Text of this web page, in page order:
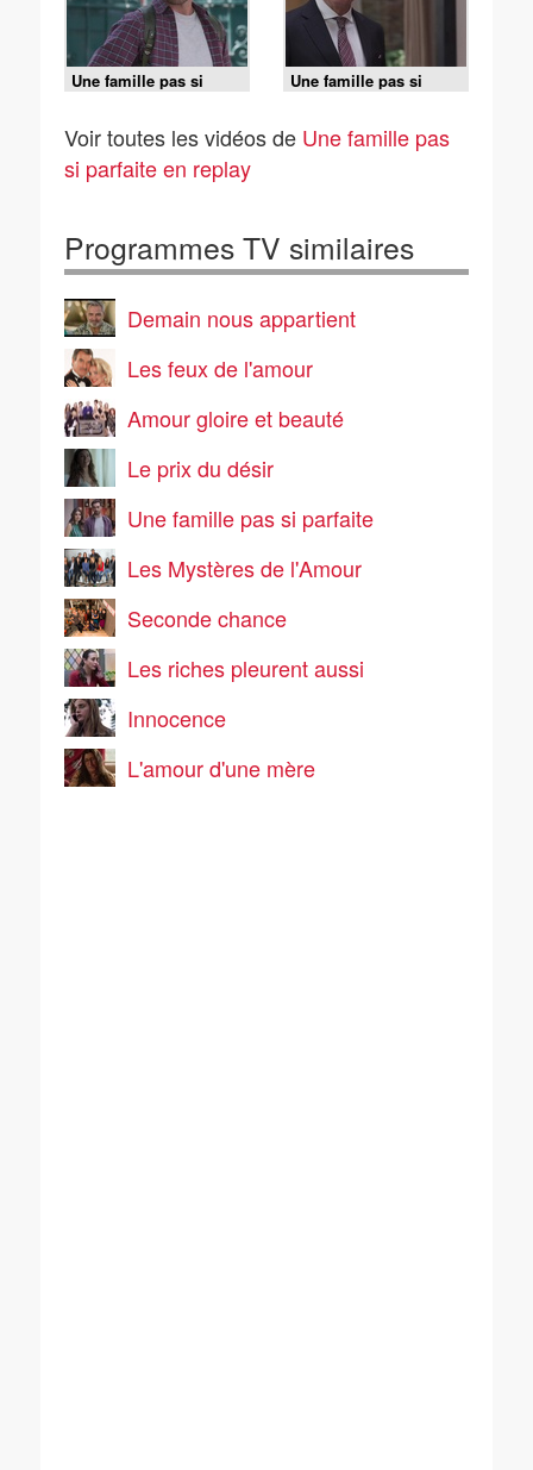
Une famille pas si
parfaite - S01 E41
Une famille pas si
parfaite - S01 E40
Voir toutes les vidéos de Une famille pas
si parfaite en replay
Programmes TV similaires
Demain nous appartient
Les feux de l'amour
Amour gloire et beauté
Le prix du désir
Une famille pas si parfaite
Les Mystères de l'Amour
Seconde chance
Les riches pleurent aussi
Innocence
L'amour d'une mère